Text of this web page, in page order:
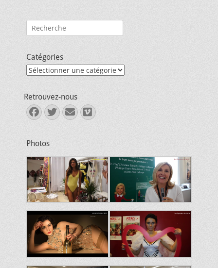
Rechercher :
Catégories
Catégories
Retrouvez-nous
Facebook
Twitter
E-
mail
Vimeo
Photos